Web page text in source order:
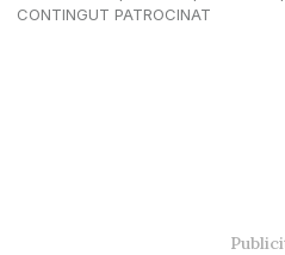
CONTINGUT PATROCINAT